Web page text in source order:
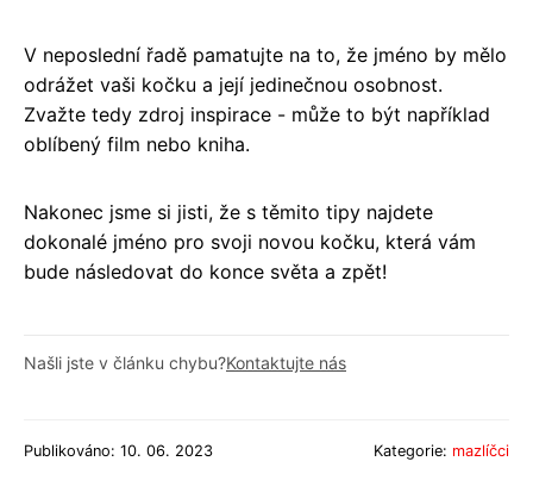
V neposlední řadě pamatujte na to, že jméno by mělo
odrážet vaši kočku a její jedinečnou osobnost.
Zvažte tedy zdroj inspirace - může to být například
oblíbený film nebo kniha.
Nakonec jsme si jisti, že s těmito tipy najdete
dokonalé jméno pro svoji novou kočku, která vám
bude následovat do konce světa a zpět!
Našli jste v článku chybu?Kontaktujte nás
Publikováno: 10. 06. 2023 Kategorie: mazlíčci